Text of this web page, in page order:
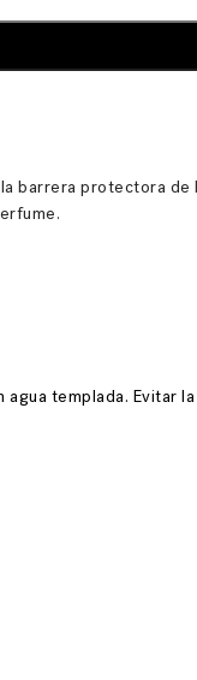
barrera protectora
templada. Evitar